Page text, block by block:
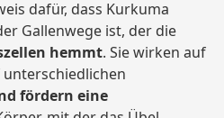
dafür, dass Kurkuma
Gallenwege ist, der die
hemmt. Sie wirken auf
unterschiedlichen
fördern eine